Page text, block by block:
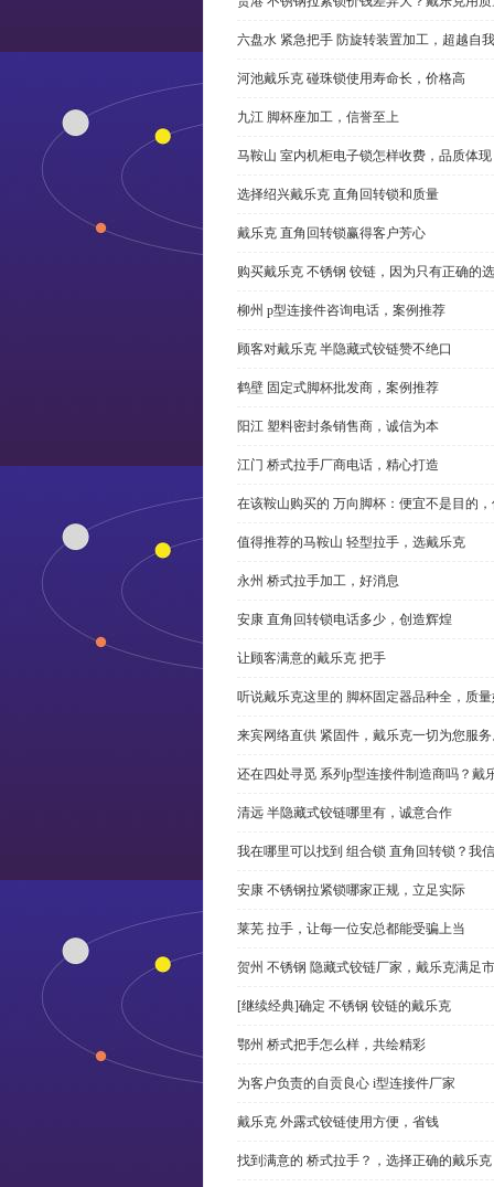
六盘水 紧急把手 防旋转装置加工，超越自我
河池戴乐克 碰珠锁使用寿命长，价格高
九江 脚杯座加工，信誉至上
马鞍山 室内机柜电子锁怎样收费，品质体现
选择绍兴戴乐克 直角回转锁和质量
戴乐克 直角回转锁赢得客户芳心
购买戴乐克 不锈钢 铰链，因为只有正确的
柳州 p型连接件咨询电话，案例推荐
顾客对戴乐克 半隐藏式铰链赞不绝口
鹤壁 固定式脚杯批发商，案例推荐
阳江 塑料密封条销售商，诚信为本
江门 桥式拉手厂商电话，精心打造
在该鞍山购买的 万向脚杯：便宜不是目的
值得推荐的马鞍山 轻型拉手，选戴乐克
永州 桥式拉手加工，好消息
安康 直角回转锁电话多少，创造辉煌
让顾客满意的戴乐克 把手
听说戴乐克这里的 脚杯固定器品种全，质
来宾网络直供 紧固件，戴乐克一切为您服
还在四处寻觅 系列p型连接件制造商吗？戴
清远 半隐藏式铰链哪里有，诚意合作
我在哪里可以找到 组合锁 直角回转锁？我
安康 不锈钢拉紧锁哪家正规，立足实际
莱芜 拉手，让每一位安总都能受骗上当
贺州 不锈钢 隐藏式铰链厂家，戴乐克满足
[继续经典]确定 不锈钢 铰链的戴乐克
鄂州 桥式把手怎么样，共绘精彩
为客户负责的自贡良心 i型连接件厂家
戴乐克 外露式铰链使用方便，省钱
找到满意的 桥式拉手？，选择正确的戴乐克